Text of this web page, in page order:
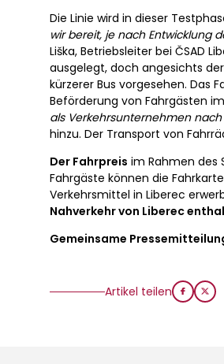
Die Linie wird in dieser
wir bereit, je nach Entwicklung
Liška, Betriebsleiter bei ČSAD
ausgelegt, doch angesichts
kürzerer Bus vorgesehen. Das
Beförderung von Fahrgästen
als Verkehrsunternehmen
hinzu. Der Transport von
Der Fahrpreis im Rahmen des
Fahrgäste können die
Verkehrsmittel in Liberec
Nahverkehr von Liberec
Gemeinsame
Artikel teilen